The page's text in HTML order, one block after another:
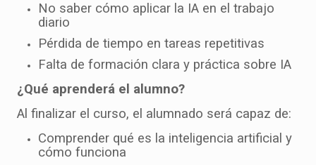
No saber cómo aplicar la IA en el trabajo
diario
Pérdida de tiempo en tareas repetitivas
Falta de formación clara y práctica sobre IA
¿Qué aprenderá el alumno?
Al finalizar el curso, el alumnado será capaz de:
Comprender qué es la inteligencia artificial y
cómo funciona